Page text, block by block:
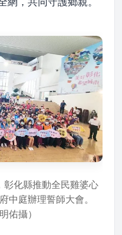
化縣推動全民雞婆心
中庭辦理誓師大會。
佑攝）